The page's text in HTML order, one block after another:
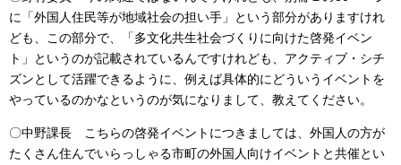
に「外国人住民等が地域社会の担い手」という部分がありますけれ
ども、この部分で、「多文化共生社会づくりに向けた啓発イベン
ト」というのが記載されているんですけれども、アクティブ・シチ
ズンとして活躍できるように、例えば具体的にどういうイベントを
やっているのかなというのが気になりまして、教えてください。
〇中野課長 こちらの啓発イベントにつきましては、外国人の方が
たくさん住んでいらっしゃる市町の外国人向けイベントと共催とい